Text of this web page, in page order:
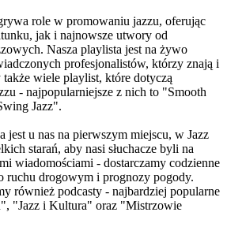
role w promowaniu jazzu, oferując
jak i najnowsze utwory od
Nasza playlista jest na żywo
profesjonalistów, którzy znają i
wiele playlist, które dotyczą
- najpopularniejsze z nich to "Smooth
Jazz".
jest u nas na pierwszym miejscu, w Jazz
starań, aby nasi słuchacze byli na
wiadomościami - dostarczamy codzienne
ruchu drogowym i prognozy pogody.
również podcasty - najbardziej popularne
"Jazz i Kultura" oraz "Mistrzowie